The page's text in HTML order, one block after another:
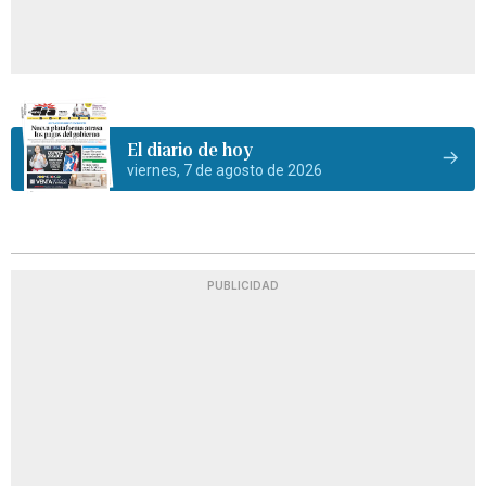
El diario de hoy
viernes, 7 de agosto de 2026
PUBLICIDAD